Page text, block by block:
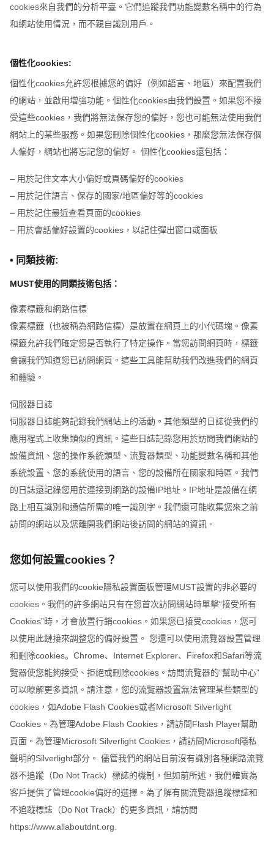
cookies來自我們的分析平臺。它們追蹤我們功能變數名稱中的行為
和網站使用情況，而不親自識別用戶。
個性化cookies:
個性化cookies允許您根據您的偏好（例如語言、地區）來配置我們
的網站，並啟用增強功能。個性化cookies由我們設置。如果您不接
受這些cookies，我們將無法保存您的偏好，您也可能無法使用我們
網站上的某些服務。如果您刪除個性化cookies，那麼您無法保存個
人偏好，網站也將忘記您的偏好。 個性化cookies還包括：
– 用於記住文本大小偏好或頁碼偏好的cookies
– 用於記住語言、保存的國家/地區偏好等的cookies
– 用於記住最近查看頁面的cookies
– 用於會話偏好設置的cookies，以記住彈出窗口或面板
• 同類技術:
MUST使用的同類技術包括：
像素標籤和網路信標
像素標籤（也被稱為網路信標）是放置在網頁上的小代碼塊。像素
標籤允許我們確定您是否執行了特定操作。當您訪問網頁時，標籤
會讓我們知道您已訪問網頁。這些工具能幫助我們改進我們的網頁
和體驗。
伺服器日誌
伺服器日誌能夠記錄我們網站上的活動。其他類型的日誌從我們的
應用程式上收集類似的資訊。這些日誌記錄您用於訪問我們網站的
設備資訊、您的操作系統類型、流覽器類型、功能變數名稱和其他
系統設置、您的系統使用的語言、您的設備所在國家和時區。我們
的日誌還記錄您用於連接到網路的設備IP地址。IP地址是設備在網
路上相互識別和通信所需的唯一識別字。我們還可能收集您來之前
訪問的網站以及您離開我們網站後訪問的網站的資訊。
您如何設置cookies？
您可以使用我們的cookie隱私設置面板管理MUST設置的非必要的
cookies。我們的許多網站只有在您首次訪問網站時單擊“接受所有
Cookies”時，才會放置行銷cookies。如果您已接受cookies，您可
以使用此鏈接來調整您的偏好設置。 您還可以使用流覽器設置管理
和刪除cookies。Chrome、Internet Explorer、Firefox和Safari等流
覽器使您能夠接受、拒絕或刪除cookies。訪問流覽器的“幫助中心”
可以瞭解更多資訊。請注意，您的流覽器設置無法管理某些類型的
cookies，如Adobe Flash Cookies或者Microsoft Silverlight
Cookies。為管理Adobe Flash Cookies，請訪問Flash Player幫助
頁面。為管理Microsoft Silverlight Cookies，請訪問Microsoft隱私
聲明的Silverlight部分。 儘管我們的網站目前沒有識別各種網路流覽
器不追蹤（Do Not Track）標誌的機制，但如前所述，我們確實為
客戶提供了管理cookie偏好的選擇。為了解有關流覽器追蹤標誌和
不追蹤標誌（Do Not Track）的更多資訊，請訪問
https://www.allaboutdnt.org.